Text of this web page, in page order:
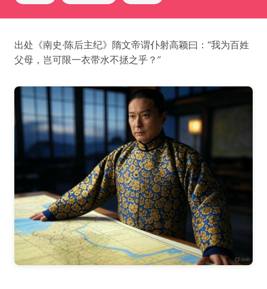
出处《南史·陈后主纪》隋文帝谓仆射高颖曰：“我为百姓
父母，岂可限一衣带水不拯之乎？”